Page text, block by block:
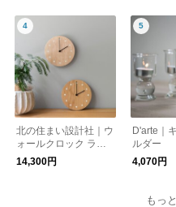
北の住まい設計社｜ウ
ォールクロック ラウ
ンド
14,300円
D'arte｜
ルダー
4,070円
もっ